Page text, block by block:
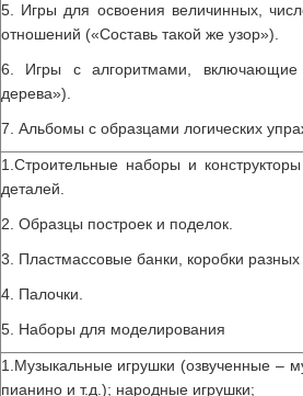
5. Игры для освоения величинных,
отношений («Составь такой же
6. Игры с алгоритмами,
дерева»).
7. Альбомы с образцами логических
1.Строительные наборы и
деталей.
2. Образцы построек и поделок.
3. Пластмассовые банки, коробки
4. Палочки.
5. Наборы для моделирования
1.Музыкальные игрушки (озвученные –
пианино и т.д.); народные игрушки;